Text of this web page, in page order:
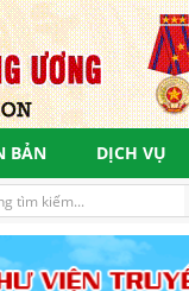
BẢN DỊCH VỤ
thực hiện mục tiêu